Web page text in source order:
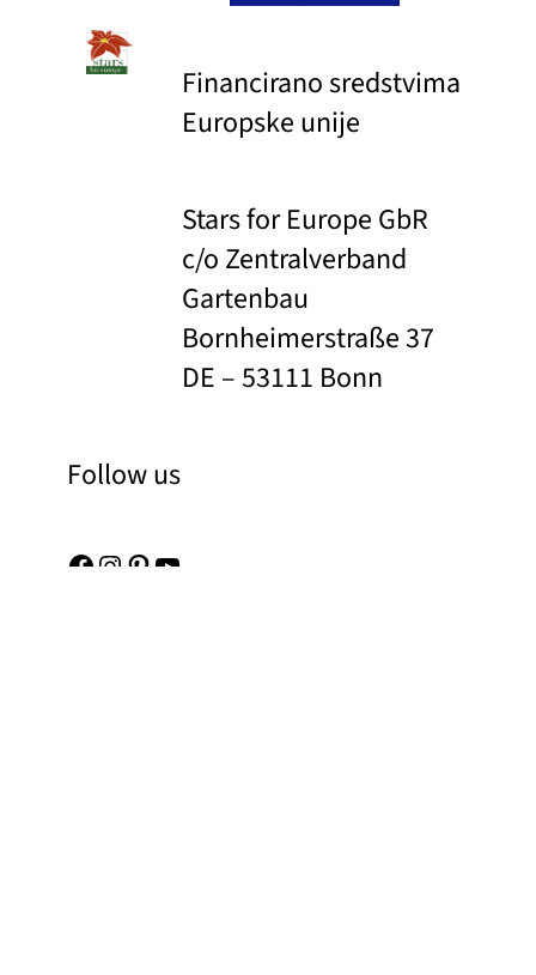
Financirano sredstvima
Europske unije
Stars for Europe GbR
c/o Zentralverband
Gartenbau
Bornheimerstraße 37
DE – 53111 Bonn
Follow us
Facebook Instagram Pinterest YouTube